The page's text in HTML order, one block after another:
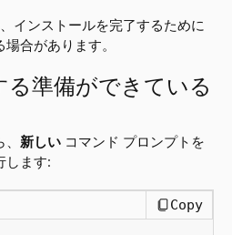
インストールを完了するために
合があります。
準備ができている
、新しい コマンド プロンプトを
します:
Copy